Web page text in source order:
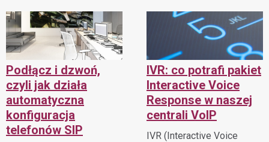
Podłącz i dzwoń,
czyli jak działa
automatyczna
konfiguracja
telefonów SIP
IVR: co potrafi pakiet
Interactive Voice
Response w naszej
centrali VoIP
IVR (Interactive Voice